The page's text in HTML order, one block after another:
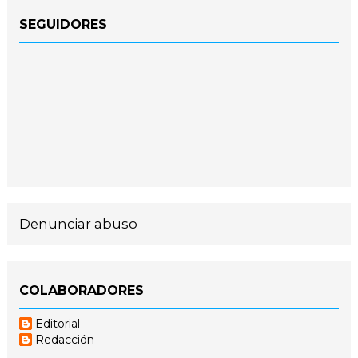
SEGUIDORES
Denunciar abuso
COLABORADORES
Editorial
Redacción